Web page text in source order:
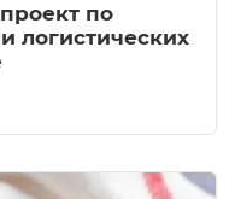
по
логистических